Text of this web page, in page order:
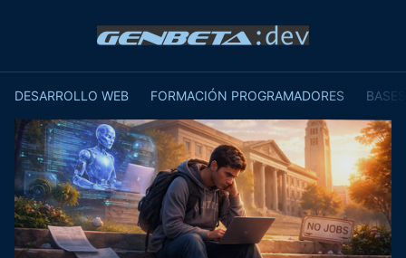
DESARROLLO WEB FORMACIÓN PROGRAMADORES